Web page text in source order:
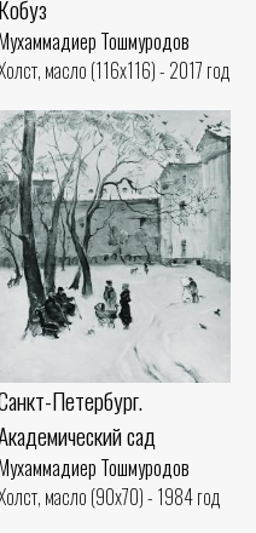
Кобуз
Тошмуродов
масло (116x116) - 2017 год
Петербург.
сад
Тошмуродов
масло (90x70) - 1984 год